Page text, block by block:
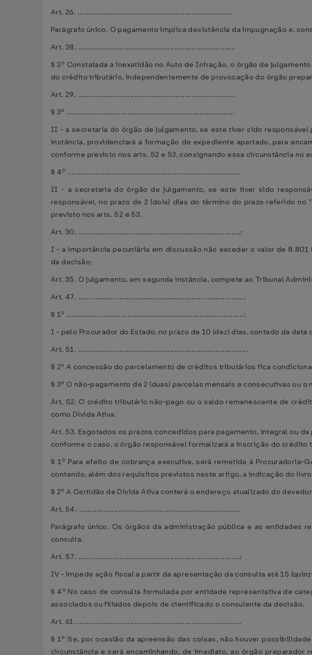
Art. 26. .......................................................................
Parágrafo único. O pagamento implica desistência da impugnação e,
Art. 28. ........................................................................
§ 3º Constatada a inexatidão no Auto de Infração, o órgão de
do crédito tributário, independentemente de provocação do órgão
Art. 29. ........................................................................
§ 3º .............................................................................
II - a secretaria do órgão de julgamento, se este tiver sido
instância, providenciará a formação de expediente apartado, para
conforme previsto nos arts. 52 e 53, consignando essa circunstância no
§ 4º ...............................................................................
II - a secretaria do órgão de julgamento, se este tiver sido
responsável, no prazo de 2 (dois) dias do término do prazo referido
previsto nos arts. 52 e 53.
Art. 30. ..........................................................................:
I - a importância pecuniária em discussão não exceder o valor de 8.801
da decisão;
Art. 35. O julgamento, em segunda instância, compete ao Tribunal
Art. 47. .............................................................................
§ 1º .................................................................................:
I - pelo Procurador do Estado, no prazo de 10 (dez) dias, contado da
Art. 51. ..............................................................................
§ 2º A concessão do parcelamento de créditos tributários fica
§ 3º O não-pagamento de 2 (duas) parcelas mensais e consecutivas ou
Art. 52. O crédito tributário não-pago ou o saldo remanescente de
como Dívida Ativa.
Art. 53. Esgotados os prazos concedidos para pagamento, integral ou
conforme o caso, o órgão responsável formalizará a inscrição do
§ 1º Para efeito de cobrança executiva, será remetida à
contendo, além dos requisitos previstos neste artigo, a indicação do
§ 2º A Certidão de Dívida Ativa conterá o endereço atualizado do
Art. 54. ..........................................................................
Parágrafo único. Os órgãos da administração pública e as entidades
consulta.
Art. 57. ..........................................................................:
IV - impede ação fiscal a partir da apresentação da consulta até 15
§ 4º No caso de consulta formulada por entidade representativa de
associados ou filiados depois de cientificado o consulente da decisão.
Art. 61. ...........................................................................
§ 1º Se, por ocasião da apreensão das coisas, não houver
circunstância e será encaminhando, de imediato, ao órgão